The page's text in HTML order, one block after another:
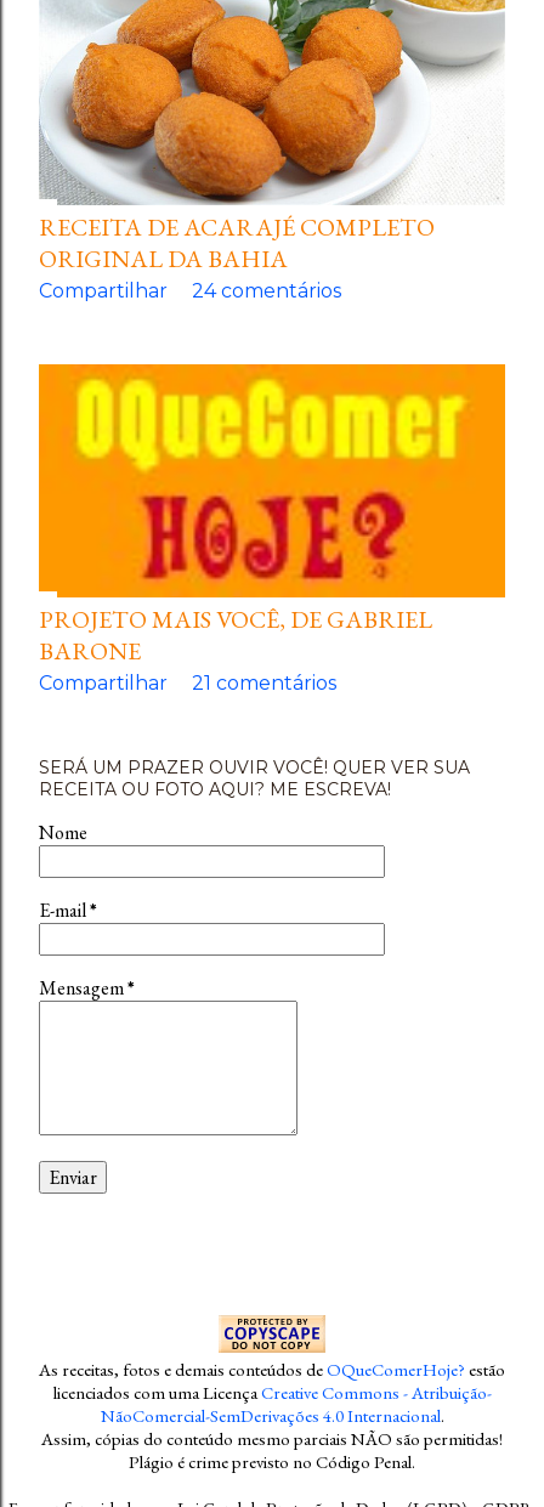
RECEITA DE ACARAJÉ COMPLETO
ORIGINAL DA BAHIA
Compartilhar 24 comentários
PROJETO MAIS VOCÊ, DE GABRIEL
BARONE
Compartilhar 21 comentários
SERÁ UM PRAZER OUVIR VOCÊ! QUER VER SUA
RECEITA OU FOTO AQUI? ME ESCREVA!
Nome
E-mail*
Mensagem*
As receitas, fotos e demais conteúdos deOQueComerHoje? estão
licenciados com uma LicençaCreative Commons - Atribuição-
NãoComercial-SemDerivações 4.0 Internacional.
Assim, cópias do conteúdo mesmo parciais NÃO são permitidas!
Plágio é crime previsto no Código Penal.